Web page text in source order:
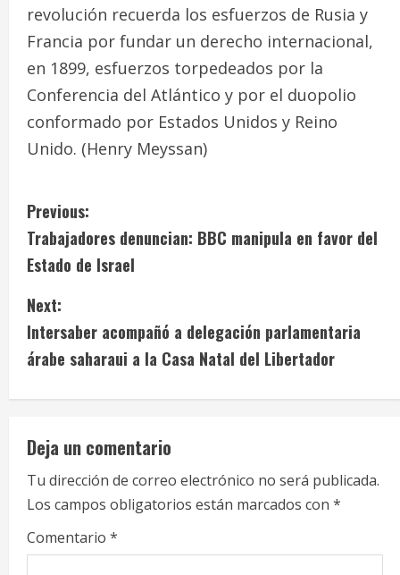
revolución recuerda los esfuerzos de Rusia y
Francia por fundar un derecho internacional,
en 1899, esfuerzos torpedeados por la
Conferencia del Atlántico y por el duopolio
conformado por Estados Unidos y Reino
Unido. (Henry Meyssan)
C
o
n
t
i
n
u
e
R
e
Previous:
Trabajadores denuncian: BBC manipula en favor del
Estado de Israel
Next:
Intersaber acompañó a delegación parlamentaria
árabe saharaui a la Casa Natal del Libertador
Deja un comentario
Tu dirección de correo electrónico no será publicada.
Los campos obligatorios están marcados con *
Comentario *